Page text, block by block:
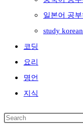
일본어 공부
study
코딩
요리
명언
지식